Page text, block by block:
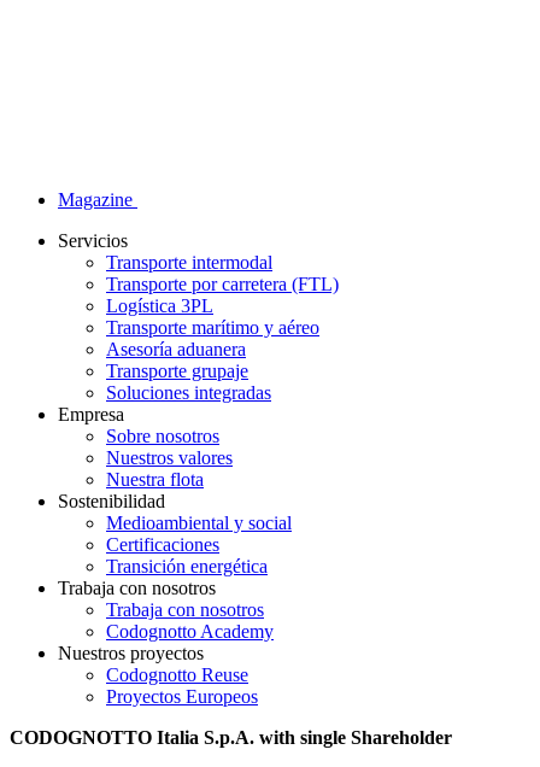
Magazine
Servicios
Transporte intermodal
Transporte por carretera (FTL)
Logística 3PL
Transporte marítimo y aéreo
Asesoría aduanera
Transporte grupaje
Soluciones integradas
Empresa
Sobre nosotros
Nuestros valores
Nuestra flota
Sostenibilidad
Medioambiental y social
Certificaciones
Transición energética
Trabaja con nosotros
Trabaja con nosotros
Codognotto Academy
Nuestros proyectos
Codognotto Reuse
Proyectos Europeos
CODOGNOTTO Italia S.p.A. with single Shareholder